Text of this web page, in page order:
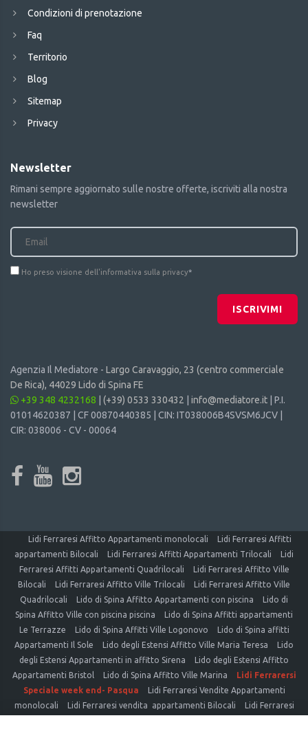
Condizioni di prenotazione
Faq
Territorio
Blog
Sitemap
Privacy
Newsletter
Rimani sempre aggiornato sulle nostre offerte, iscriviti alla nostra
newsletter
Ho preso visione dell'informativa sulla privacy*
ISCRIVIMI
Agenzia Il Mediatore - Largo Caravaggio, 23 (centro commerciale
De Rica), 44029 Lido di Spina FE
+39 348 4232168
(+39) 0533 330432 info@mediatore.it | P.I.
01014620387 | CF 00870440385 | CIN: IT038006B4SVSM6JCV |
CIR: 038006 - CV - 00064
Lidi Ferraresi Affitto Appartamenti monolocali
Lidi Ferraresi Affitti
appartamenti Bilocali
Lidi Ferraresi Affitti Appartamenti Trilocali
Lidi
Ferraresi Affitti Appartamenti Quadrilocali
Lidi Ferraresi Affitto Ville
Bilocali
Lidi Ferraresi Affitto Ville Trilocali
Lidi Ferraresi Affitto Ville
Quadrilocali
Lido di Spina Affitto Appartamenti con piscina
Lido di
Spina Affitto Ville con piscina piscina
Lido di Spina Affitti appartamenti
Le Terrazze
Lido di Spina Affitti Ville Logonovo
Lido di Spina affitti
Appartamenti Il Sole
Lido degli Estensi Affitto Ville Maria Teresa
Lido
degli Estensi Appartamenti in affitto Sirena
Lido degli Estensi Affitto
Appartamenti Bristol
Lido di Spina Affitto Ville Marina
Lidi Ferrarersi
Speciale week end- Pasqua
Lidi Ferraresi Vendite Appartamenti
monolocali
Lidi Ferraresi vendita appartamenti Bilocali
Lidi Ferraresi